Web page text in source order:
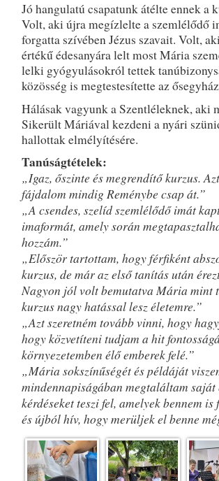
Jó hangulatú csapatunk átélte ennek a
Volt, aki újra megízlelte a szemlélődő
forgatta szívében Jézus szavait. Volt,
értékű édesanyára lelt most Mária
lelki gyógyulásokról tettek
közösség is megtestesítette az
Hálásak vagyunk a Szentléleknek, aki
Sikerült Máriával kezdeni a nyári
hallottak elmélyítésére.
Tanúságtételek:
„Igaz, őszinte és megrendítő kurzus.
fájdalom mindig Reménybe csap át.”
„A csendes, szelíd szemlélődő imát
imaformát, amely során
hozzám.”
„Először tartottam, hogy férfiként
kurzus, de már az első tanítás után
Nagyon jól volt bemutatva Mária mint
kurzus nagy hatással lesz életemre.”
„Azt szeretném tovább vinni, hogy
hogy közvetíteni tudjam a hit
környezetemben élő emberek felé.”
„Mária sokszínűségét és példáját
mindennapiságában megtaláltam
kérdéseket teszi fel, amelyek bennem
és újból hív, hogy merüljek el benne